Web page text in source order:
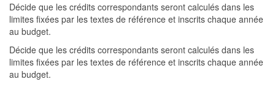
Décide que les crédits correspondants seront calculés dans les
limites fixées par les textes de référence et inscrits chaque année
au budget.
Décide que les crédits correspondants seront calculés dans les
limites fixées par les textes de référence et inscrits chaque année
au budget.